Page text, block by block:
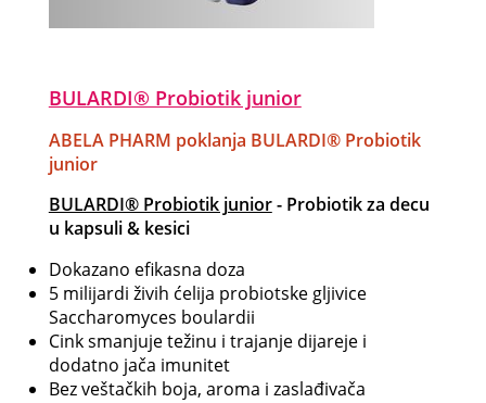
BULARDI® Probiotik junior
ABELA PHARM poklanja BULARDI® Probiotik
junior
BULARDI® Probiotik junior- Probiotik za decu
u kapsuli & kesici
Dokazano efikasna doza
5 milijardi živih ćelija probiotske gljivice
Saccharomyces boulardii
Cink smanjuje težinu i trajanje dijareje i
dodatno jača imunitet
Bez veštačkih boja, aroma i zaslađivača